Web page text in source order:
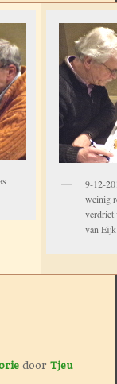
9-12-
weinig
verdriet
van
door Tjeu